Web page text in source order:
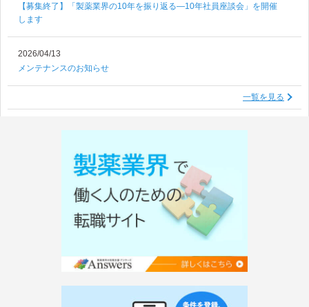
【募集終了】「製薬業界の10年を振り返る―10年社員座談会」を開催
します
2026/04/13
メンテナンスのお知らせ
一覧を見る